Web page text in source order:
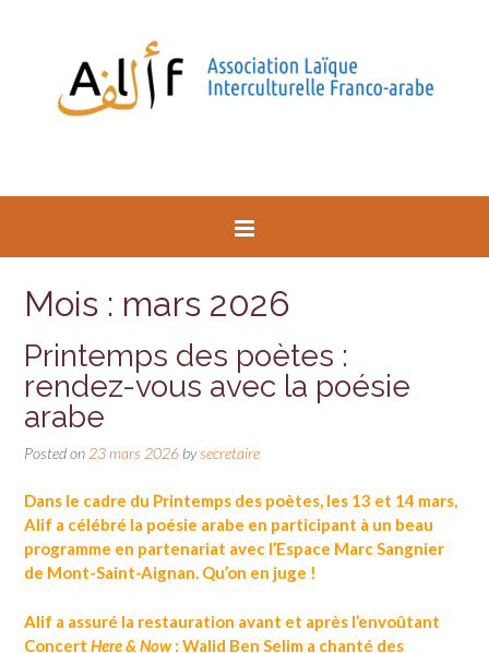
Mois : mars 2026
Printemps des poètes :
rendez-vous avec la poésie
arabe
Posted on 23 mars 2026 bysecretaire
Dans le cadre du Printemps des poètes, les 13 et 14 mars,
Alif a célébré la poésie arabe en participant à un beau
programme en partenariat avec l’Espace Marc Sangnier
de Mont-Saint-Aignan. Qu’on en juge !
Alif a assuré la restauration avant et après l’envoûtant
Concert Here & Now: Walid Ben Selim a chanté des